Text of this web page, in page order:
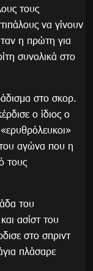
τους
να γίνουν
η πρώτη για
συνολικά στο
στο σκορ.
ο ίδιος ο
αγώνα που η
τους
του
ασίστ του
στο σπριντ
πλάσαρε